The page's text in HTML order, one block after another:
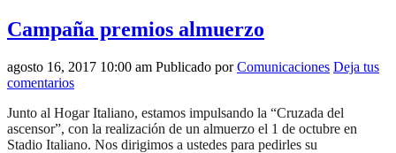
Campaña premios almuerzo
agosto 16, 2017 10:00 am Publicado porComunicaciones Deja tus
comentarios
Junto al Hogar Italiano, estamos impulsando la “Cruzada del
ascensor”, con la realización de un almuerzo el 1 de octubre en
Stadio Italiano. Nos dirigimos a ustedes para pedirles su